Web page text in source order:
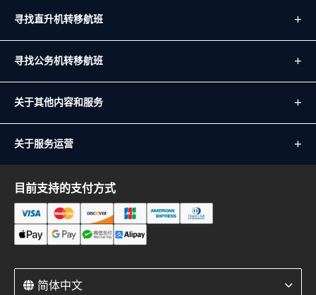
寻找直升机转移航班
寻找公务机转移航班
关于其他内容和服务
关于服务运营
目前支持的支付方式
简体中文